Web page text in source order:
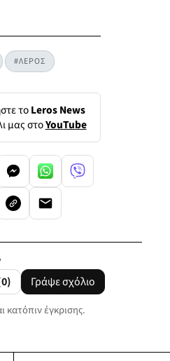
#ΛΕΡΟΣ
τοLeros News
μας στοYouTube
Γράψε σχόλιο
κατόπιν έγκρισης.